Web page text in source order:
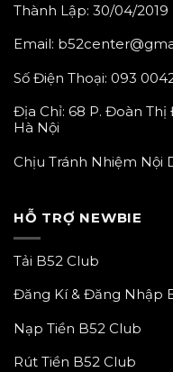
Thành Lập: 30/04/2019
Email:
Số Điện Thoại: 093
Địa Chỉ: 68 P. Đoàn
Hà Nội
Chịu Tránh Nhiệm Nội
HỖ TRỢ NEWBIE
Tải B52 Club
Đăng Kí & Đăng Nhập
Nạp Tiền B52 Club
Rút Tiền B52 Club